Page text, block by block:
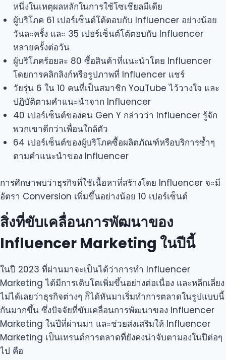
หนึ่งในเหตุผลหลักในการใช้โซเชียลมีเดีย
ผู้บริโภค 61 เปอร์เซ็นต์โต้ตอบกับ Influencer อย่างน้อย
วันละครั้ง และ 35 เปอร์เซ็นต์โต้ตอบกับ Influencer
หลายครั้งต่อวัน
ผู้บริโภคร้อยละ 80 ซื้อสินค้าที่แนะนำโดย Influencer
โดยการคลิกลิงก์หรือรูปภาพที่ Influencer แชร์
วัยรุ่น 6 ใน 10 คนที่เป็นสมาชิก YouTube ไว้วางใจ และ
ปฏิบัติตามคำแนะนำจาก Influencer
40 เปอร์เซ็นต์ของคน Gen Y กล่าวว่า Influencer รู้จัก
พวกเขาดีกว่าเพื่อนใกล้ตัว
64 เปอร์เซ็นต์ของผู้บริโภคซื้อผลิตภัณฑ์หรือบริการซ้ำๆ
ตามคำแนะนำของ Influencer
การศึกษาพบว่าธุรกิจที่ใช้เนื้อหาที่สร้างโดย Influencer จะมี
อัตรา Conversion เพิ่มขึ้นอย่างน้อย 10 เปอร์เซ็นต์
สิ่งที่ขับเคลื่อนการพัฒนาของ
Influencer Marketing ในปีนี้
ในปี 2023 ที่ผ่านมาจะเป็นได้ว่าการทำ Influencer
Marketing ได้มีการเติบโตเพิ่มขึ้นอย่างต่อเนื่อง และหลีกเลี่ยง
ไม่ได้เลยว่าธุรกิจต่างๆ ก็ได้หันมาเริ่มทำการตลาดในรูปแบบนี้
กันมากขึ้น ซึ่งปัจจัยที่ขับเคลื่อนการพัฒนาของ Influencer
Marketing ในปีที่ผ่านมา และช่วยส่งเสริมให้ Influencer
Marketing เป็นเทรนด์การตลาดที่ยังคงน่าจับตามองในปีต่อๆ
ไป คือ